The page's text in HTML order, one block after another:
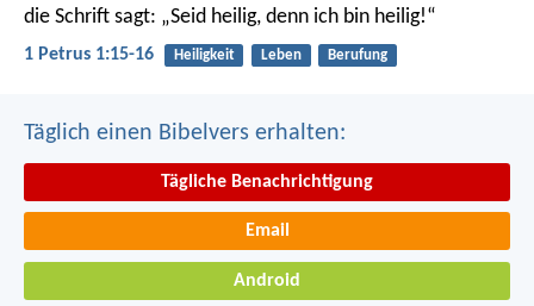
die Schrift sagt: „Seid heilig, denn ich bin heilig!“
1 Petrus 1:15-16 Heiligkeit Leben Berufung
Täglich einen Bibelvers erhalten:
Tägliche Benachrichtigung
Email
Android